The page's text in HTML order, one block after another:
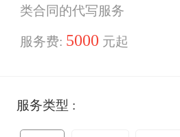
类合同的代写服务
服务费: 5000 元起
服务类型 :